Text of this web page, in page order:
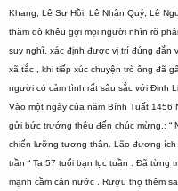
Khang, Lê Sư Hồi, Lê Nhân Quý, Lê
thăm dò khêu gợi mọi người nhìn rõ
suy nghĩ, xác định được vị trí đúng đắn
xã tắc , khi tiếp xúc chuyện trò ông đã
người có cảm tình rất sâu sắc với Đinh
Vào một ngày của năm Bính Tuất
gửi bức trướng thêu đến chúc mừng.: “
chiến lưỡng tương thân. Lão đương
trần “ Ta 57 tuổi bạn lục tuần . Đã từng
mạnh cầm cân nước . Rượu thọ thêm